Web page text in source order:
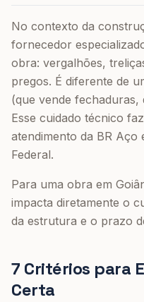
No contexto da
fornecedor
obra: vergalhões,
pregos. É diferente de
(que vende fechaduras,
Esse cuidado técnico
atendimento da BR Aço
Federal.
Para uma obra em
impacta diretamente o
da estrutura e o prazo
7 Critérios para
Certa